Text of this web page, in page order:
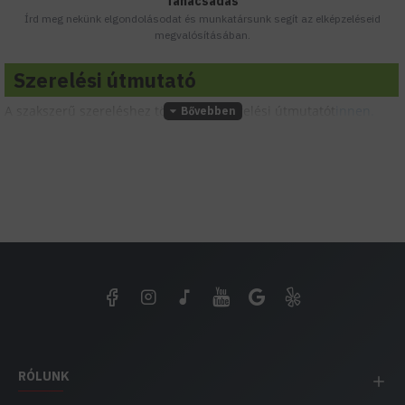
Írd meg nekünk elgondolásodat és munkatársunk segít az elképzeléseid
megvalósításában.
Szerelési útmutató
A szakszerű szereléshez töltsd le a szerelési útmutatót
RÓLUNK